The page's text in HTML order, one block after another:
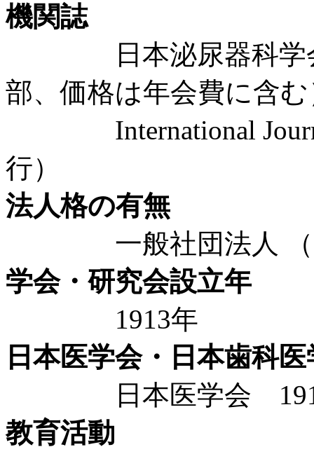
機関誌
日本泌尿器科学会
部、価格は年会費に含
International Journal
行）
法人格の有無
一般社団法人 （
学会・研究会設立年
1913年
日本医学会・日本歯科
日本医学会 1913
教育活動